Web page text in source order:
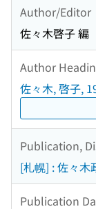
Author/Editor
佐々木啓子 編
Author
佐々木, 啓子,
Publication,
[札幌] : 佐々木
Publication